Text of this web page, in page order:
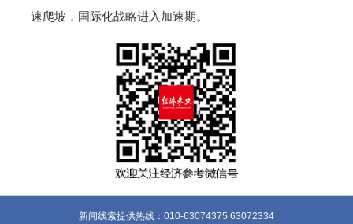
速爬坡，国际化战略进入加速期。
新闻线索提供热线：010-63074375 63072334